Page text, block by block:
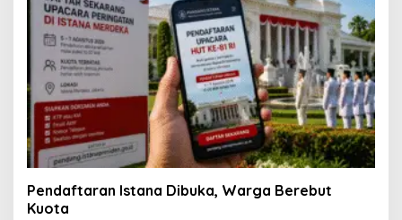
Pendaftaran Istana Dibuka, Warga Berebut
Kuota